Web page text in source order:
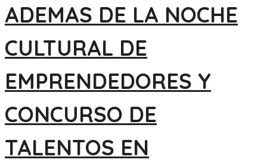
ADEMAS DE LA NOCHE
CULTURAL DE
EMPRENDEDORES Y
CONCURSO DE
TALENTOS EN